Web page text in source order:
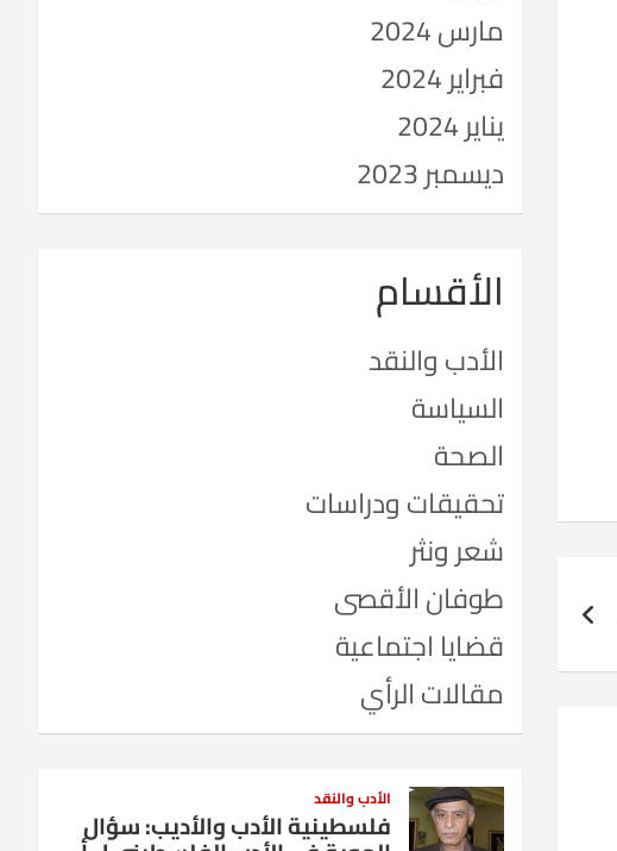
مارس 2024
فبراير 2024
يناير 2024
ديسمبر 2023
الأقسام
الأدب والنقد
السياسة
الصحة
تحقيقات ودراسات
شعر ونثر
طوفان الأقصى
قضايا اجتماعية
مقالات الرأي
الأدب والنقد
فلسطينية الأدب والأديب: سؤال